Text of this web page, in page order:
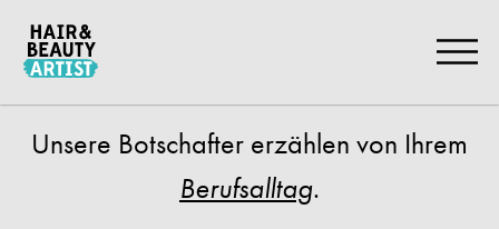
Artikel
Springen
Unsere Botschafter erzählen von Ihrem
Berufsalltag.